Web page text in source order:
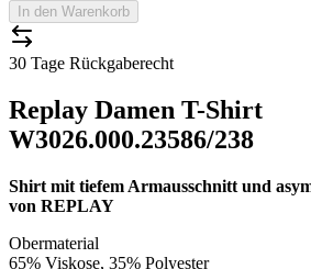
In den Warenkorb
30 Tage Rückgaberecht
Replay Damen T-Shirt
W3026.000.23586/238
Shirt mit tiefem Armausschnitt und
von REPLAY
Obermaterial
65% Viskose, 35% Polyester